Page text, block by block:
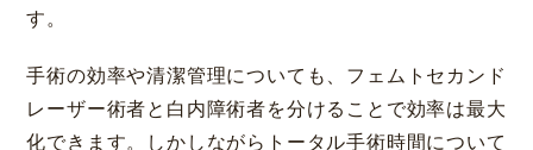
す。
手術の効率や清潔管理についても、フェムトセカンド
レーザー術者と白内障術者を分けることで効率は最大
化できます。しかしながらトータル手術時間について